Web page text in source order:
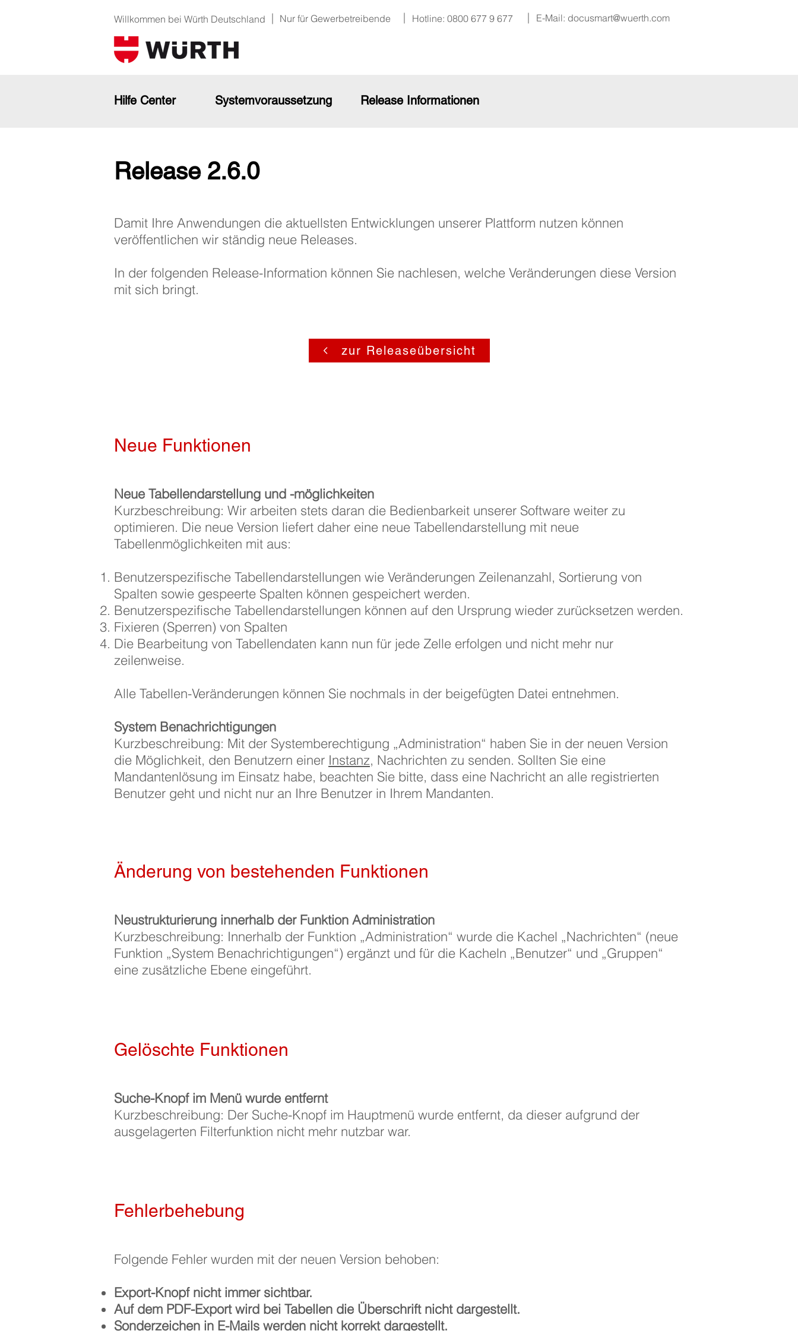
Hilfe Center Systemvoraussetzung Release Informationen
Willkommen bei Würth Deutschland Nur für Gewerbetreibende Hotline: 0800 677 9 677 E-Mail: docusmart@wuerth.com
Release 2.6.0
Damit Ihre Anwendungen die aktuellsten Entwicklungen unserer Plattform nutzen können
veröffentlichen wir ständig neue Releases.
In der folgenden Release-Information können Sie nachlesen, welche Veränderungen diese Version
mit sich bringt.
zur Releaseübersicht
Neue Funktionen
Neue Tabellendarstellung und -möglichkeiten
Kurzbeschreibung: Wir arbeiten stets daran die Bedienbarkeit unserer Software weiter zu
optimieren. Die neue Version liefert daher eine neue Tabellendarstellung mit neue
Tabellenmöglichkeiten mit aus:
Benutzerspezifische Tabellendarstellungen wie Veränderungen Zeilenanzahl, Sortierung von
Spalten sowie gespeerte Spalten können gespeichert werden.
Benutzerspezifische Tabellendarstellungen können auf den Ursprung wieder zurücksetzen werden.
Fixieren (Sperren) von Spalten
Die Bearbeitung von Tabellendaten kann nun für jede Zelle erfolgen und nicht mehr nur
zeilenweise.
Alle Tabellen-Veränderungen können Sie nochmals in der beigefügten Datei entnehmen.
System Benachrichtigungen
Kurzbeschreibung: Mit der Systemberechtigung „Administration“ haben Sie in der neuen Version
die Möglichkeit, den Benutzern einer Instanz, Nachrichten zu senden. Sollten Sie eine
Mandantenlösung im Einsatz habe, beachten Sie bitte, dass eine Nachricht an alle registrierten
Benutzer geht und nicht nur an Ihre Benutzer in Ihrem Mandanten.
Änderung von bestehenden Funktionen
Neustrukturierung innerhalb der Funktion Administration
Kurzbeschreibung: Innerhalb der Funktion „Administration“ wurde die Kachel „Nachrichten“ (neue
Funktion „System Benachrichtigungen“) ergänzt und für die Kacheln „Benutzer“ und „Gruppen“
eine zusätzliche Ebene eingeführt.
Gelöschte Funktionen
Suche-Knopf im Menü wurde entfernt
Kurzbeschreibung: Der Suche-Knopf im Hauptmenü wurde entfernt, da dieser aufgrund der
ausgelagerten Filterfunktion nicht mehr nutzbar war.
Fehlerbehebung
Folgende Fehler wurden mit der neuen Version behoben:
Export-Knopf nicht immer sichtbar.
Auf dem PDF-Export wird bei Tabellen die Überschrift nicht dargestellt.
Sonderzeichen in E-Mails werden nicht korrekt dargestellt.